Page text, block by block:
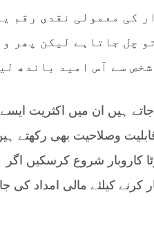
کی معمولی نقدی رقم
چل جاتاہے لیکن پھر
سے آس امید باندھ
ہیں ان میں اکثریت
وصلاحیت بھی رکھتے
کاروبار شروع کرسکیں
کرنے کیلئے مالی امداد کی